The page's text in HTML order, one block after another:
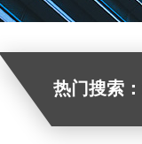
热门搜索：